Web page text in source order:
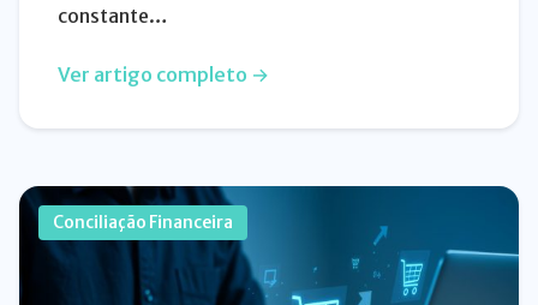
constante…
Ver artigo completo →
Conciliação Financeira